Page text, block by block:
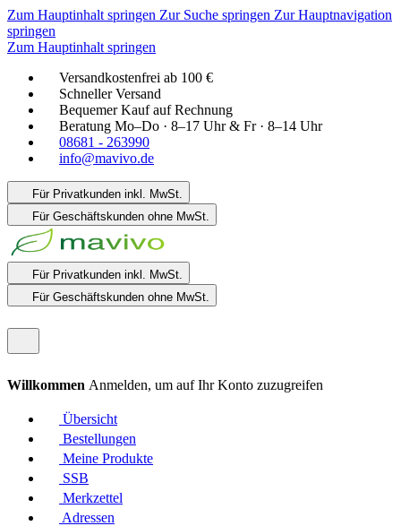
Zum Hauptinhalt springen Zur Suche springen Zur Hauptnavigation
springen
Zum Hauptinhalt springen
Versandkostenfrei ab 100 €
Schneller Versand
Bequemer Kauf auf Rechnung
Beratung Mo–Do · 8–17 Uhr & Fr · 8–14 Uhr
08681 - 263990
info@mavivo.de
Für Privatkunden inkl. MwSt.
Für Geschäftskunden ohne MwSt.
Für Privatkunden inkl. MwSt.
Für Geschäftskunden ohne MwSt.
Willkommen Anmelden, um auf Ihr Konto zuzugreifen
Übersicht
Bestellungen
Meine Produkte
SSB
Merkzettel
Adressen